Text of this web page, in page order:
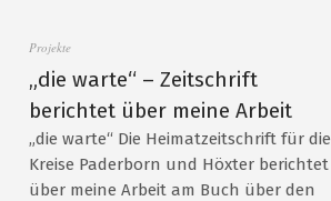
Projekte
„die warte“ – Zeitschrift
berichtet über meine Arbeit
„die warte“ Die Heimatzeitschrift für die
Kreise Paderborn und Höxter berichtet
über meine Arbeit am Buch über den